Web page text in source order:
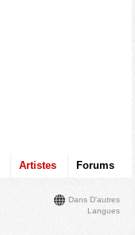
Artistes Forums
Dans D'autres
Langues